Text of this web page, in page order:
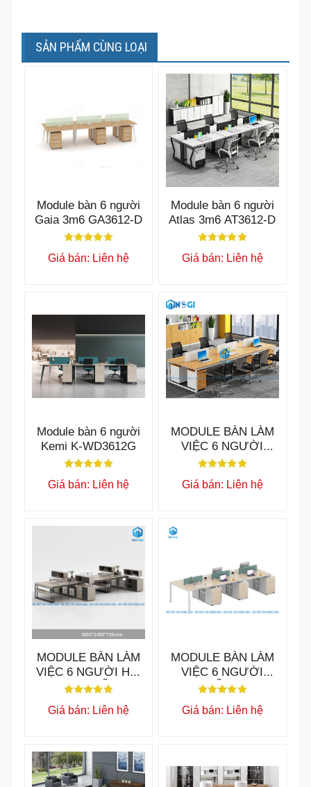
SẢN PHẨM CÙNG LOẠI
Module bàn 6 người
Gaia 3m6 GA3612-D
Giá bán: Liên hệ
Module bàn 6 người
Atlas 3m6 AT3612-D
Giá bán: Liên hệ
Module bàn 6 người
Kemi K-WD3612G
Giá bán: Liên hệ
MODULE BÀN LÀM
VIỆC 6 NGƯỜI
BLV19
Giá bán: Liên hệ
MODULE BÀN LÀM
VIỆC 6 NGƯỜI HW
TYSON MẪU B
Giá bán: Liên hệ
MODULE BÀN LÀM
VIỆC 6 NGƯỜI
KAIDO MẪU B BLV37
Giá bán: Liên hệ